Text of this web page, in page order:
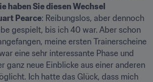
haben Sie diesen Wechsel
Pearce: Reibungslos, aber dennoch
gespielt, bis ich 40 war. Aber schon
meine ersten Trainerscheine
eine sehr interessante Phase und
ganz neue Einblicke aus einer anderen
Ich hatte das Glück, dass mich